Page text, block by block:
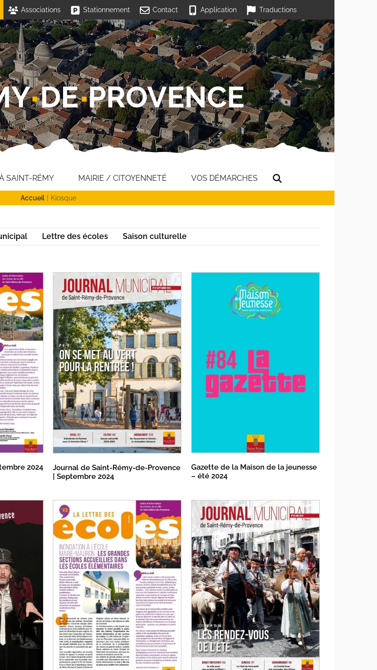
Associations Stationnement Contact Application Traductions
SAINT-RÉMY MAIRIE / CITOYENNETÉ VOS DÉMARCHES
Accueil Kiosque
Lettre des écoles Saison culturelle
2024
Journal de Saint-Rémy-de-Provence
| Septembre 2024
Gazette de la Maison de la jeunesse
– été 2024